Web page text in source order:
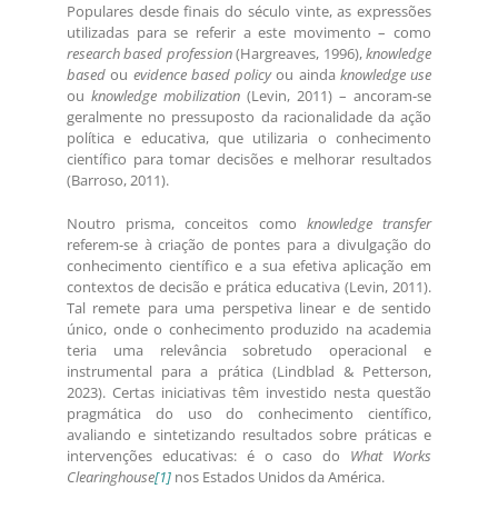
Populares desde finais do século vinte, as expressões
utilizadas para se referir a este movimento – como
research based profession(Hargreaves, 1996),knowledge
basedou evidence based policyou ainda knowledge use
ou knowledge mobilization (Levin, 2011) – ancoram-se
geralmente no pressuposto da racionalidade da ação
política e educativa, que utilizaria o conhecimento
científico para tomar decisões e melhorar resultados
(Barroso, 2011).
Noutro prisma, conceitos como knowledge transfer
referem-se à criação de pontes para a divulgação do
conhecimento científico e a sua efetiva aplicação em
contextos de decisão e prática educativa (Levin, 2011).
Tal remete para uma perspetiva linear e de sentido
único, onde o conhecimento produzido na academia
teria uma relevância sobretudo operacional e
instrumental para a prática (Lindblad & Petterson,
2023). Certas iniciativas têm investido nesta questão
pragmática do uso do conhecimento científico,
avaliando e sintetizando resultados sobre práticas e
intervenções educativas: é o caso do What Works
Clearinghouse[1] nos Estados Unidos da América.